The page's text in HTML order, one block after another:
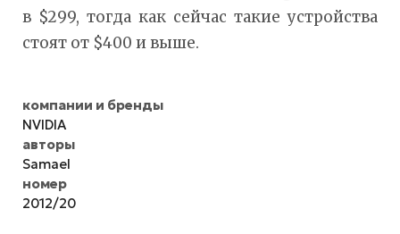
в $299, тогда как сейчас такие устройства
стоят от $400 и выше.
компании и бренды
NVIDIA
авторы
Samael
номер
2012/20